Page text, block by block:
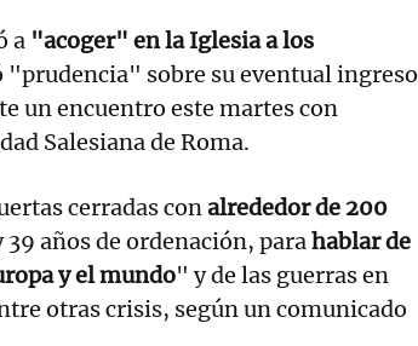
a "acoger" en la Iglesia a los
"prudencia" sobre su eventual ingreso
un encuentro este martes con
Salesiana de Roma.
cerradas conalrededor de 200
39 años de ordenación, parahablar de
y el mundo" y de las guerras en
otras crisis, según un comunicado